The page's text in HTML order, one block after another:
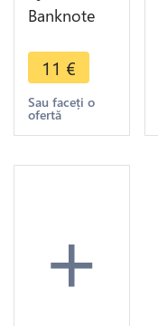
Banknote
America
Colombia 5
Pesos Oro
Cordoba
>Offer
11 €
Sau faceți o
ofertă
+